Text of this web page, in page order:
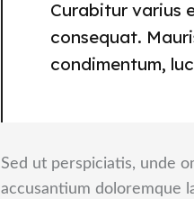
Curabitur varius
consequat.
condimentum,
Sed ut perspiciatis, unde
accusantium doloremque